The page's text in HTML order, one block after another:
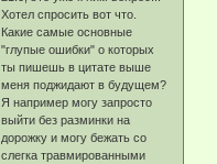
Хотел спросить вот что.
Какие самые основные
"глупые ошибки" о которых
ты пишешь в цитате выше
меня поджидают в будущем?
Я например могу запросто
выйти без разминки на
дорожку и могу бежать со
слегка травмированными